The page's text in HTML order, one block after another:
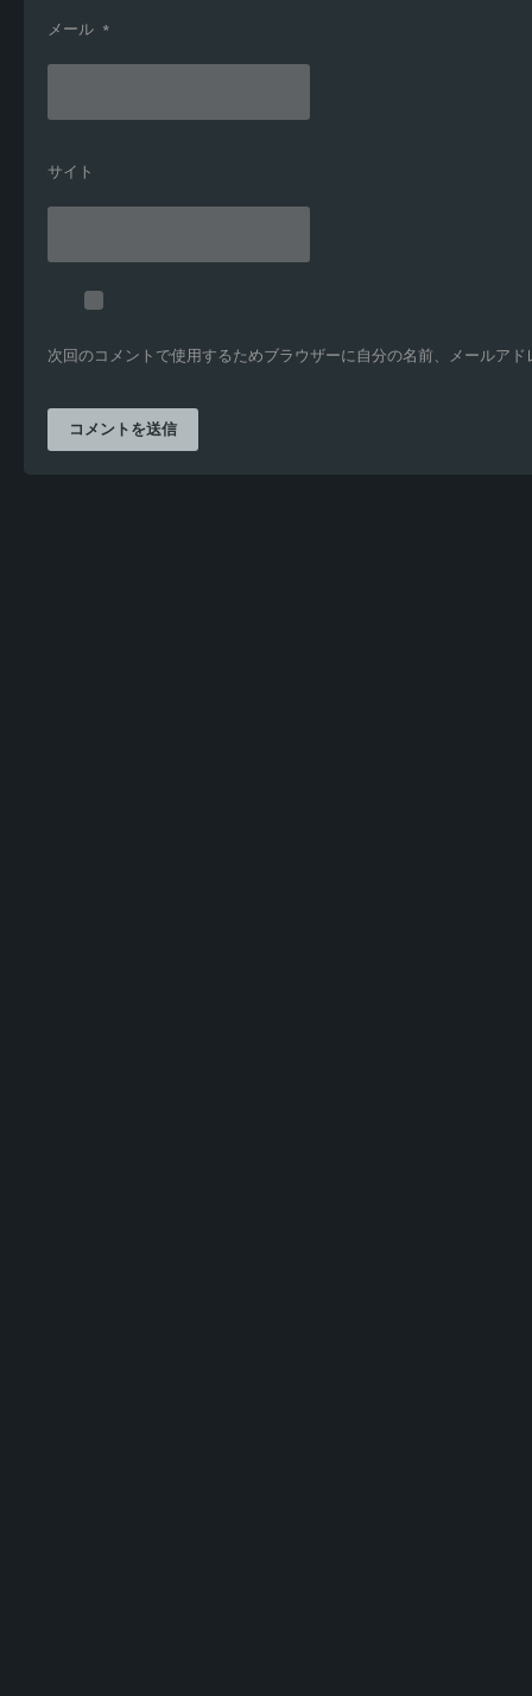
メール *
サイト
次回のコメントで使用するためブラウザーに自分の名前、メールア